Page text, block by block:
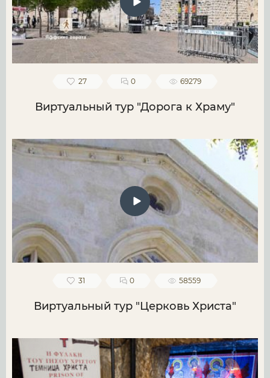
27 0 69279
Виртуальный тур "Дорога к Храму"
31 0 58559
Виртуальный тур "Церковь Христа"